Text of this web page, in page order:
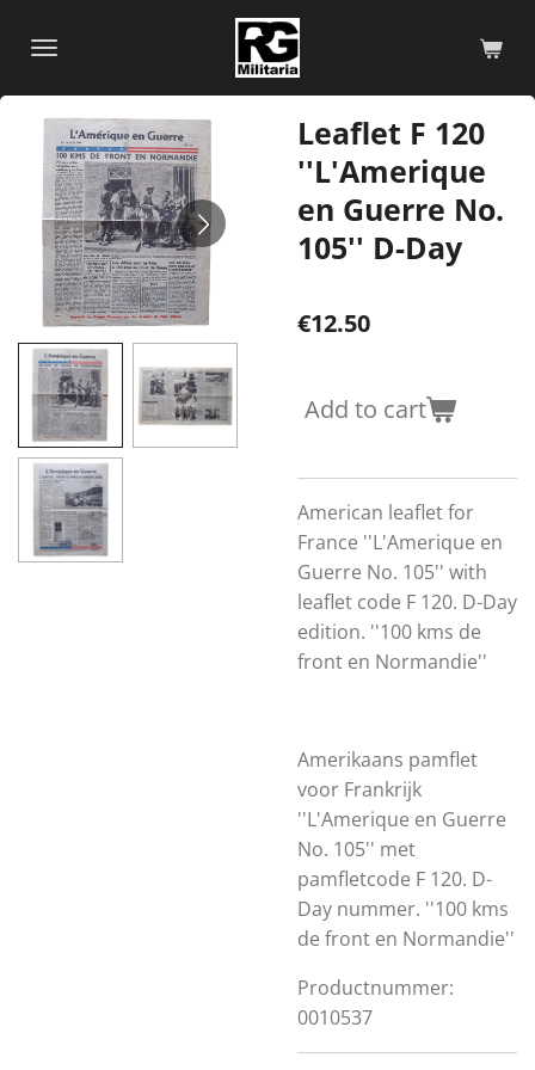
content
Leaflet F 120
''L'Amerique
en Guerre No.
105'' D-Day
€12.50
Add to cart
American leaflet for
France ''L'Amerique en
Guerre No. 105'' with
leaflet code F 120. D-Day
edition. ''100 kms de
front en Normandie''
Amerikaans pamflet
voor Frankrijk
''L'Amerique en Guerre
No. 105'' met
pamfletcode F 120. D-
Day nummer. ''100 kms
de front en Normandie''
Productnummer:
0010537